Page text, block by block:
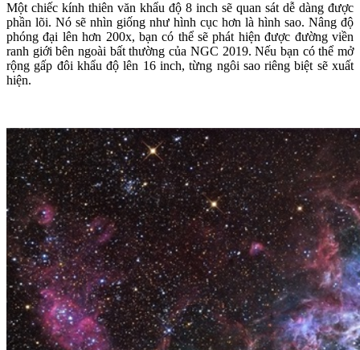
Một chiếc kính thiên văn khẩu độ 8 inch sẽ quan sát dễ dàng được
phần lõi. Nó sẽ nhìn giống như hình cục hơn là hình sao. Nâng độ
phóng đại lên hơn 200x, bạn có thể sẽ phát hiện được đường viền
ranh giới bên ngoài bất thường của NGC 2019. Nếu bạn có thể mở
rộng gấp đôi khẩu độ lên 16 inch, từng ngôi sao riêng biệt sẽ xuất
hiện.